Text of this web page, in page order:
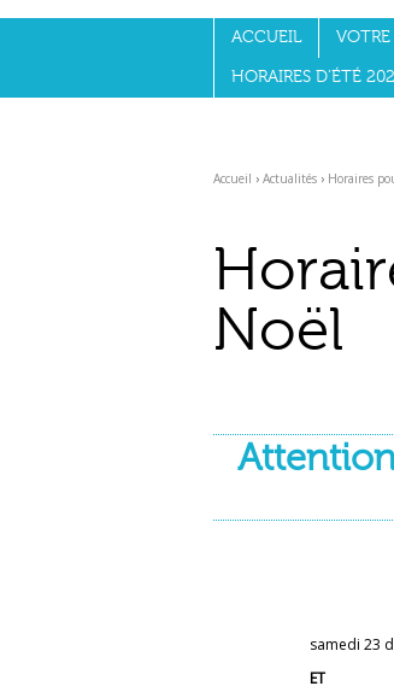
contenu.
Aller
ACCUEIL VOTRE
HORAIRES D'ÉTÉ
Accueil › Actualités › Horaires
Noël
samedi 23
ET